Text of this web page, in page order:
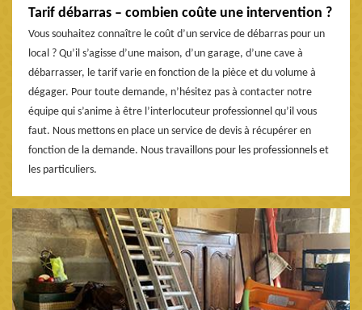
Tarif débarras – combien coûte une intervention ?
Vous souhaitez connaître le coût d’un service de débarras pour un
local ? Qu’il s’agisse d’une maison, d’un garage, d’une cave à
débarrasser, le tarif varie en fonction de la pièce et du volume à
dégager. Pour toute demande, n’hésitez pas à contacter notre
équipe qui s’anime à être l’interlocuteur professionnel qu’il vous
faut. Nous mettons en place un service de devis à récupérer en
fonction de la demande. Nous travaillons pour les professionnels et
les particuliers.